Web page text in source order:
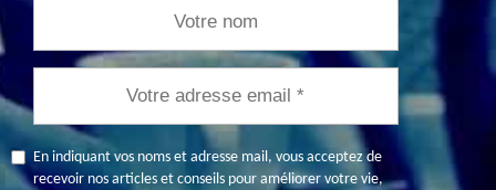
En indiquant vos noms et adresse mail, vous acceptez de
recevoir nos articles et conseils pour améliorer votre vie,